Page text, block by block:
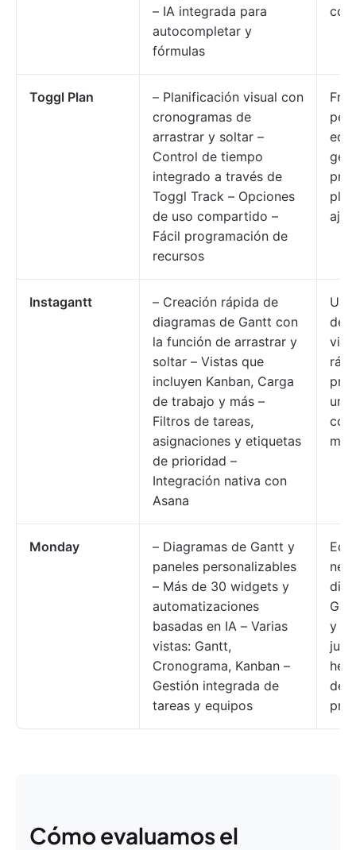
– IA integrada para
autocompletar y
fórmulas
Toggl Plan
– Planificación visual con
cronogramas de
arrastrar y soltar –
Control de tiempo
integrado a través de
Toggl Track – Opciones
de uso compartido –
Fácil programación de
recursos
Instagantt
– Creación rápida de
diagramas de Gantt con
la función de arrastrar y
soltar – Vistas que
incluyen Kanban, Carga
de trabajo y más –
Filtros de tareas,
asignaciones y etiquetas
de prioridad –
Integración nativa con
Asana
una
Monday
– Diagramas de Gantt y
paneles personalizables
– Más de 30 widgets y
automatizaciones
basadas en IA – Varias
vistas: Gantt,
Cronograma, Kanban –
Gestión integrada de
tareas y equipos
y
de
Cómo evaluamos el